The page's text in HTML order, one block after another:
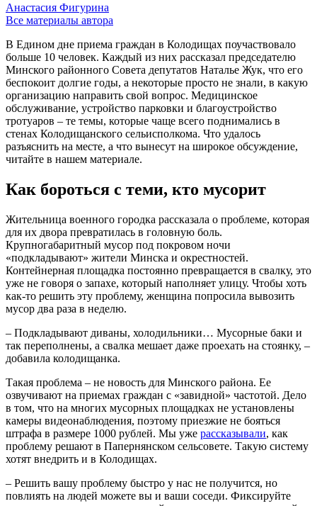
Анастасия Фигурина
Все материалы автора
В Едином дне приема граждан в Колодищах поучаствовало
больше 10 человек. Каждый из них рассказал председателю
Минского районного Совета депутатов Наталье Жук, что его
беспокоит долгие годы, а некоторые просто не знали, в какую
организацию направить свой вопрос. Медицинское
обслуживание, устройство парковки и благоустройство
тротуаров – те темы, которые чаще всего поднимались в
стенах Колодищанского сельисполкома. Что удалось
разъяснить на месте, а что вынесут на широкое обсуждение,
читайте в нашем материале.
Как бороться с теми, кто мусорит
Жительница военного городка рассказала о проблеме, которая
для их двора превратилась в головную боль.
Крупногабаритный мусор под покровом ночи
«подкладывают» жители Минска и окрестностей.
Контейнерная площадка постоянно превращается в свалку, это
уже не говоря о запахе, который наполняет улицу. Чтобы хоть
как-то решить эту проблему, женщина попросила вывозить
мусор два раза в неделю.
– Подкладывают диваны, холодильники… Мусорные баки и
так переполнены, а свалка мешает даже проехать на стоянку, –
добавила колодищанка.
Такая проблема – не новость для Минского района. Ее
озвучивают на приемах граждан с «завидной» частотой. Дело
в том, что на многих мусорных площадках не установлены
камеры видеонаблюдения, поэтому приезжие не бояться
штрафа в размере 1000 рублей. Мы уже рассказывали, как
проблему решают в Папернянском сельсовете. Такую систему
хотят внедрить и в Колодищах.
– Решить вашу проблему быстро у нас не получится, но
повлиять на людей можете вы и ваши соседи. Фиксируйте